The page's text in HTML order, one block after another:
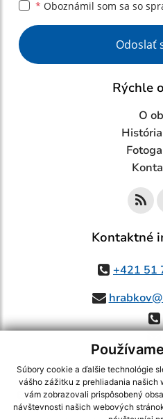
Súbory cookie a ďalšie technológie
vášho zážitku z prehliadania našich
vám zobrazovali prispôsobený
návštevnosti našich webových
* Oboznámil som sa so
Google reCaptcha Response
Odoslať
Rýchle
O
Kontaktné
+421 51
využite možnosť získavania
CMS systém (redakčný) systém